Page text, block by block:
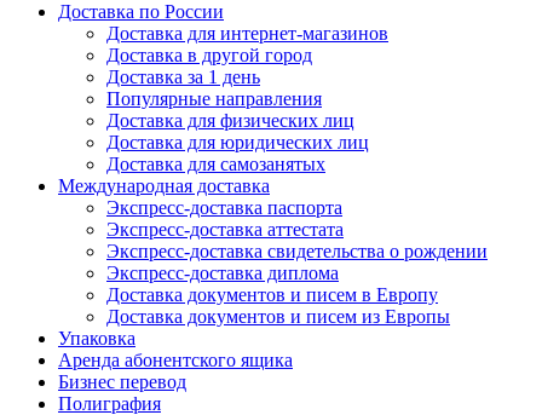
Доставка по России
Доставка для интернет-магазинов
Доставка в другой город
Доставка за 1 день
Популярные направления
Доставка для физических лиц
Доставка для юридических лиц
Доставка для самозанятых
Международная доставка
Экспресс-доставка паспорта
Экспресс-доставка аттестата
Экспресс-доставка свидетельства о рождении
Экспресс-доставка диплома
Доставка документов и писем в Европу
Доставка документов и писем из Европы
Упаковка
Аренда абонентского ящика
Бизнес перевод
Полиграфия